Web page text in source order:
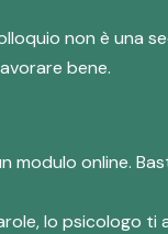
non è una
bene.
modulo online.
lo psicologo ti